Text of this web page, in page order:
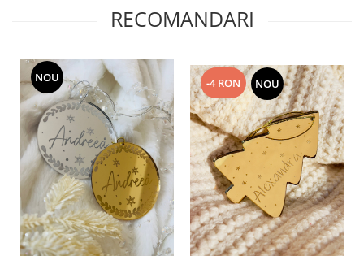
RECOMANDARI
NOU -4 RON NOU